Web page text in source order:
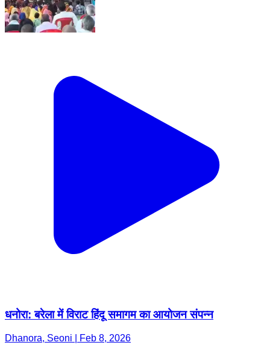
धनोरा: बरेला में विराट हिंदू समागम का आयोजन संपन्न
Dhanora, Seoni | Feb 8, 2026